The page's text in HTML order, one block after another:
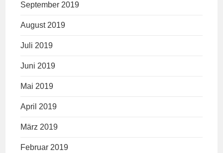
September 2019
August 2019
Juli 2019
Juni 2019
Mai 2019
April 2019
März 2019
Februar 2019